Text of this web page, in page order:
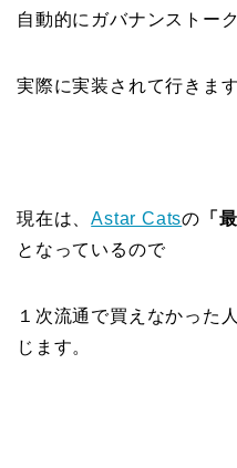
自動的にガバナンストー
実際に実装されて行きます
現在は、Astar Catsの 「
となっているので
１次流通で買えなかった
じます。